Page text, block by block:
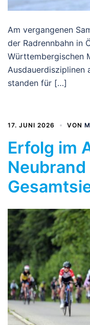
Am vergangenen
der Radrennbahn in
Württembergischen
Ausdauerdisziplinen
standen für […]
17. JUNI 2026 VON
Erfolg im